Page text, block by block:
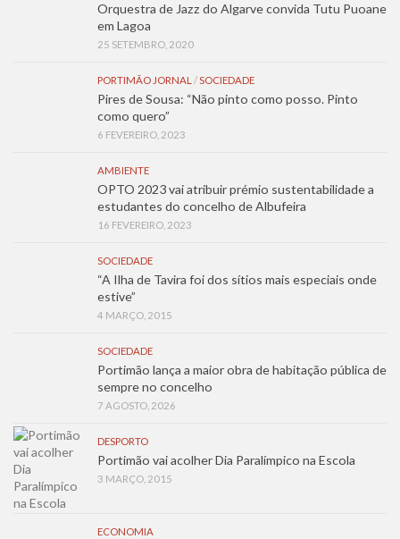
Orquestra de Jazz do Algarve convida Tutu Puoane
em Lagoa
25 SETEMBRO, 2020
PORTIMÃO JORNAL /SOCIEDADE
Pires de Sousa: “Não pinto como posso. Pinto
como quero”
6 FEVEREIRO, 2023
AMBIENTE
OPTO 2023 vai atribuir prémio sustentabilidade a
estudantes do concelho de Albufeira
16 FEVEREIRO, 2023
SOCIEDADE
“A Ilha de Tavira foi dos sítios mais especiais onde
estive”
4 MARÇO, 2015
SOCIEDADE
Portimão lança a maior obra de habitação pública de
sempre no concelho
7 AGOSTO, 2026
DESPORTO
Portimão vai acolher Dia Paralímpico na Escola
3 MARÇO, 2015
ECONOMIA